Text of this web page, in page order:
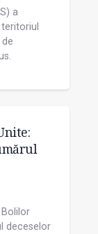
a
deceselor